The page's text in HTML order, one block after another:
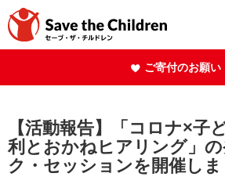
ご寄付のお願い
【活動報告】「コロナ×子
利とおかねヒアリング」
ク・セッションを開催しま